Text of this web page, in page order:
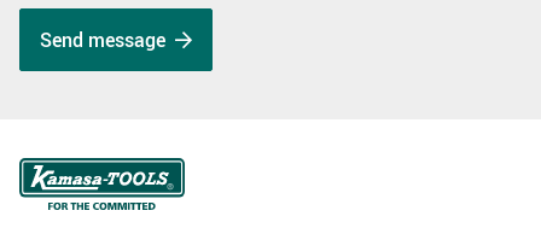
Send message